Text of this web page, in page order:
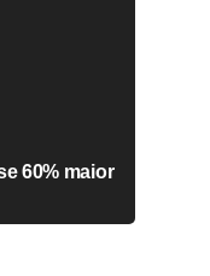
60% maior